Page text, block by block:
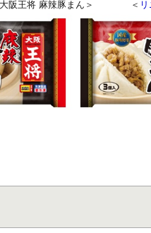
大阪王将 麻辣豚まん＞ ＜